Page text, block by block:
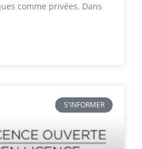
comme privées. Dans
S'INFORMER